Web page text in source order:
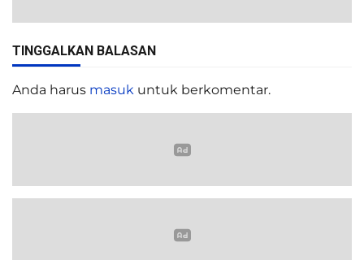
TINGGALKAN BALASAN
Anda harus masuk untuk berkomentar.